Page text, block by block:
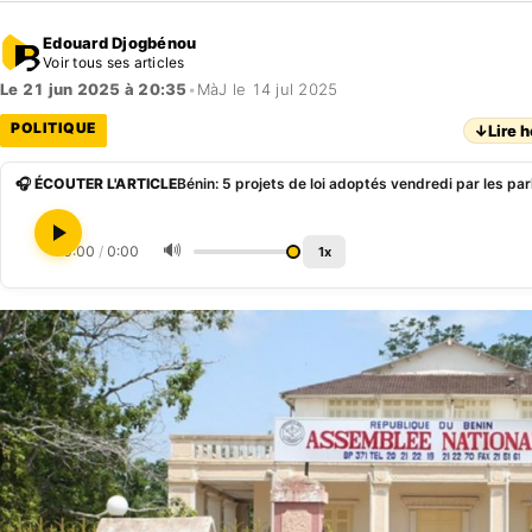
Edouard Djogbénou
Voir tous ses articles
Le 21 jun 2025 à 20:35 • MàJ le 14 jul 2025
POLITIQUE ↓Lire
🎧 ÉCOUTER L'ARTICLEBénin: 5 projets de loi adoptés vendredi par les
0:00 / 0:00 🔊 1x